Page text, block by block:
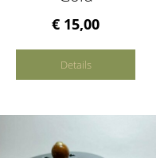
€ 15,00
Details